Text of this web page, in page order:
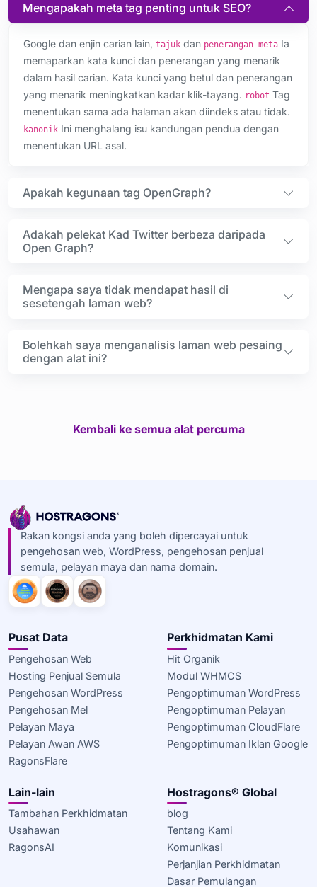
Mengapakah meta tag penting untuk SEO?
Google dan enjin carian lain, tajuk dan penerangan meta Ia
memaparkan kata kunci dan penerangan yang menarik
dalam hasil carian. Kata kunci yang betul dan penerangan
yang menarik meningkatkan kadar klik-tayang. robot Tag
menentukan sama ada halaman akan diindeks atau tidak.
kanonik Ini menghalang isu kandungan pendua dengan
menentukan URL asal.
Apakah kegunaan tag OpenGraph?
Adakah pelekat Kad Twitter berbeza daripada
Open Graph?
Mengapa saya tidak mendapat hasil di
sesetengah laman web?
Bolehkah saya menganalisis laman web pesaing
dengan alat ini?
Kembali ke semua alat percuma
Rakan kongsi anda yang boleh dipercayai untuk
pengehosan web, WordPress, pengehosan penjual
semula, pelayan maya dan nama domain.
Pusat Data
Pengehosan Web
Hosting Penjual Semula
Pengehosan WordPress
Pengehosan Mel
Pelayan Maya
Pelayan Awan AWS
RagonsFlare
Perkhidmatan Kami
Hit Organik
Modul WHMCS
Pengoptimuman WordPress
Pengoptimuman Pelayan
Pengoptimuman CloudFlare
Pengoptimuman Iklan Google
Lain-lain
Tambahan Perkhidmatan
Usahawan
RagonsAI
Hostragons® Global
blog
Tentang Kami
Komunikasi
Perjanjian Perkhidmatan
Dasar Pemulangan